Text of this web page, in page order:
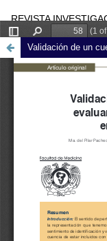
REVISTA
trimestral editada por